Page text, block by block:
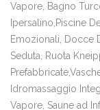
Vapore, Bagno
Ipersalino,Piscine
Emozionali, Docce
Seduta, Ruota
Idromassaggio
Vapore, Saune ad